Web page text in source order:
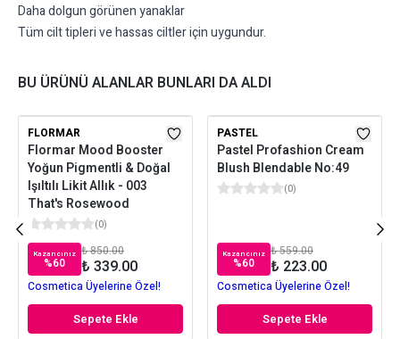
Daha dolgun görünen yanaklar
Tüm cilt tipleri ve hassas ciltler için uygundur.
BU ÜRÜNÜ ALANLAR BUNLARI DA ALDI
FLORMAR
Flormar Mood Booster
Yoğun Pigmentli & Doğal
Işıltılı Likit Allık - 003
That's Rosewood
(0)
Kazancınız
%60
₺ 850.00
₺ 339.00
Cosmetica Üyelerine Özel!
Sepete Ekle
PASTEL
Pastel Profashion Cream
Blush Blendable No:49
(0)
Kazancınız
%60
₺ 559.00
₺ 223.00
Cosmetica Üyelerine Özel!
Sepete Ekle